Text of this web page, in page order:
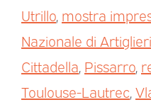
Utrillo mostra
Nazionale di
Cittadella Pissarro
Toulouse-Lautrec